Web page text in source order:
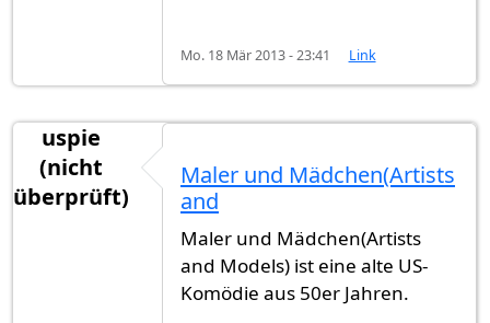
Mo. 18 Mär 2013 - 23:41 Link
uspie
(nicht
überprüft)
Maler und Mädchen(Artists
and
Maler und Mädchen(Artists
and Models) ist eine alte US-
Komödie aus 50er Jahren.